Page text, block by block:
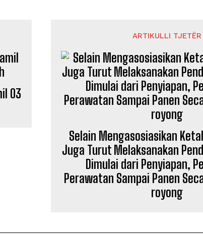
03
ARTIKULLI TJETËR
Selain Mengasosiasikan
Juga Turut Melaksanakan
Dimulai dari Penyiapan,
Perawatan Sampai Panen
royong